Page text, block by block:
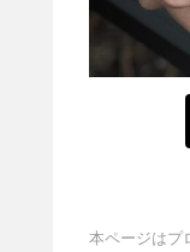
本ページはプ